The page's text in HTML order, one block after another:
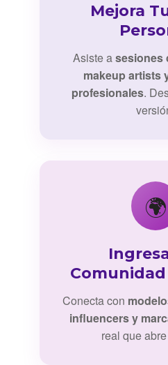
Mejora
Asiste asesiones
makeup artists
profesionales.
🌍
Conecta con
influencers y
real que